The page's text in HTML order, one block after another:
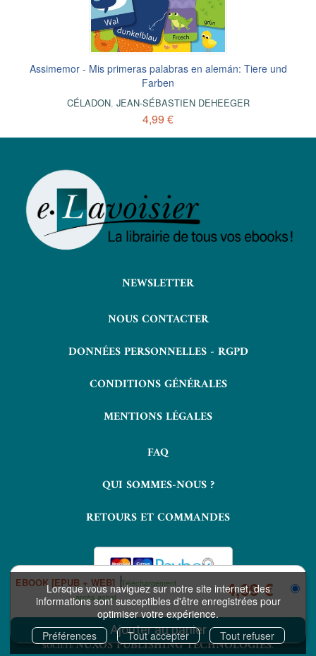
Lorsque vous naviguez sur notre site internet, des
informations sont susceptibles d'être enregistrées pour
optimiser votre expérience.
Préférences
Tout accepter Tout refuser
EBOOK [EPUB + WEB]
Téléchargement
après achat
4,99 €
Assimemor - Mis primeras palabras en alemán: Tiere und
Farben
CÉLADON, JEAN-SÉBASTIEN DEHEEGER
4,99 €
NEWSLETTER
NOUS CONTACTER
DONNÉES PERSONNELLES - RGPD
CONDITIONS GÉNÉRALES
MENTIONS LÉGALES
FAQ
QUI SOMMES-NOUS ?
RETOURS ET COMMANDES
COPYRIGHT © 2026 LAVOISIER ET NUXOS PUBLISHING TECHNOLOGIES.
IZIBOOK®ETIZIBOOKS®SONT DES MARQUES DÉPOSÉES DE LA
SOCIÉTÉNUXOS PUBLISHING TECHNOLOGIES.